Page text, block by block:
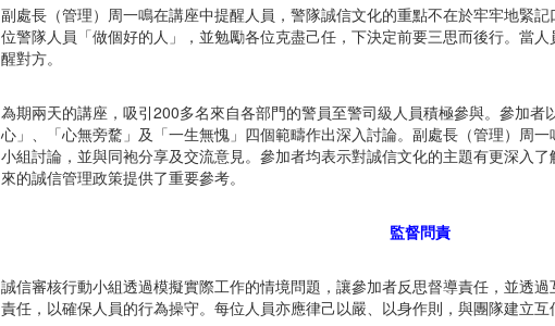
副處長（管理）周一鳴在講座中提醒人員，警隊誠信文化的重點不在於牢牢地緊
位警隊人員「做個好的人」，並勉勵各位克盡己任，下決定前要三思而後行。當
醒對方。
為期兩天的講座，吸引200多名來自各部門的警員至警司級人員積極參與。參加者
心」、「心無旁騖」及「一生無愧」四個範疇作出深入討論。副處長（管理）周
小組討論，並與同袍分享及交流意見。參加者均表示對誠信文化的主題有更深入
來的誠信管理政策提供了重要參考。
監督問責
誠信審核行動小組透過模擬實際工作的情境問題，讓參加者反思督導責任，並透
責任，以確保人員的行為操守。每位人員亦應律己以嚴、以身作則，與團隊建立互